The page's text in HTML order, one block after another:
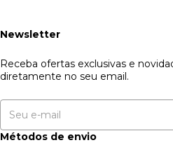
Newsletter
Receba ofertas exclusivas e
diretamente no seu email.
Métodos de envio